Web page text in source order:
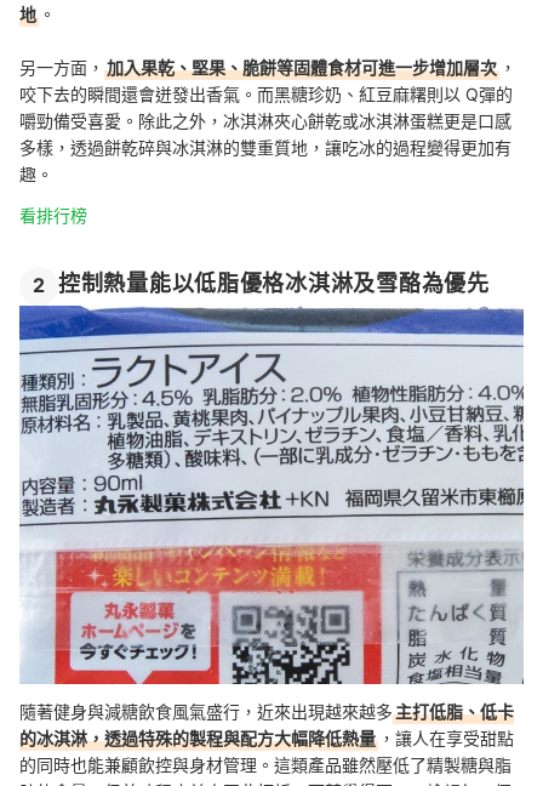
地 。
另一方面， 加入果乾、堅果、脆餅等固體食材可進一步增加層次 ，
咬下去的瞬間還會迸發出香氣。而黑糖珍奶、紅豆麻糬則以 Q彈的
嚼勁備受喜愛。除此之外，冰淇淋夾心餅乾或冰淇淋蛋糕更是口感
多樣，透過餅乾碎與冰淇淋的雙重質地，讓吃冰的過程變得更加有
趣。
看排行榜
2 控制熱量能以低脂優格冰淇淋及雪酪為優先
隨著健身與減糖飲食風氣盛行，近來出現越來越多主打低脂、低卡
的冰淇淋，透過特殊的製程與配方大幅降低熱量 ，讓人在享受甜點
的同時也能兼顧飲控與身材管理。這類產品雖然壓低了精製糖與脂